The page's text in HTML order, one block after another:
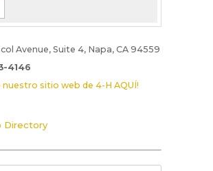
Avenue, Suite 4, Napa, CA 94559
4146
nuestro sitio web de 4-H AQUÍ!
Directory